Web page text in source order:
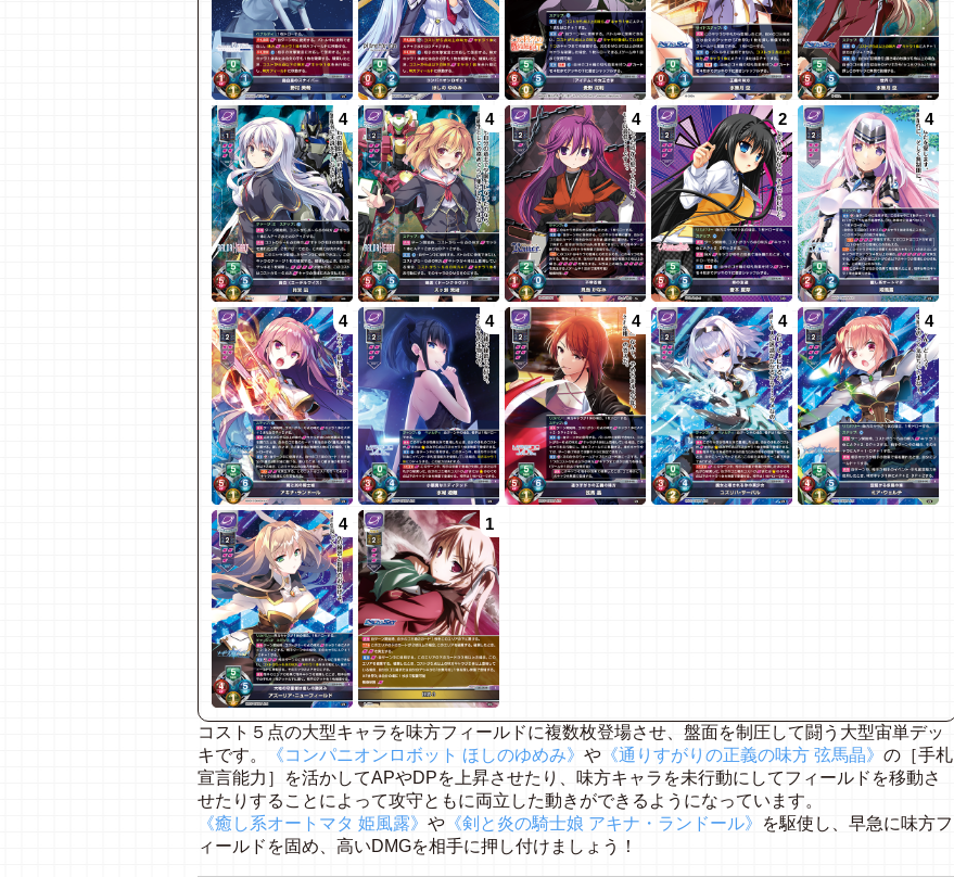
4 4 4 2 4
4 4 4 4 4
4 1
コスト５点の大型キャラを味方フィールドに複数枚登場させ、盤面を制圧して闘う大型宙単デッ
キです。
《コンパニオンロボット ほしのゆめみ》 や 《通りすがりの正義の味方 弦馬晶》 の［手札
宣言能力］を活かしてAPやDPを上昇させたり、味方キャラを未行動にしてフィールドを移動さ
せたりすることによって攻守ともに両立した動きができるようになっています。
《癒し系オートマタ 姫風露》 や 《剣と炎の騎士娘 アキナ・ランドール》
を駆使し、早急に味方フ
ィールドを固め、高いDMGを相手に押し付けましょう！